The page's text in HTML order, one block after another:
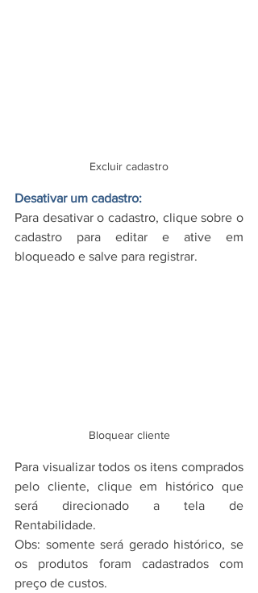
Excluir cadastro
Desativar um cadastro:
Para desativar o cadastro, clique sobre o
cadastro para editar e ative em
bloqueado e salve para registrar.
Bloquear cliente
Para visualizar todos os itens comprados
pelo cliente, clique em histórico que
será direcionado a tela de
Rentabilidade.
Obs: somente será gerado histórico, se
os produtos foram cadastrados com
preço de custos.